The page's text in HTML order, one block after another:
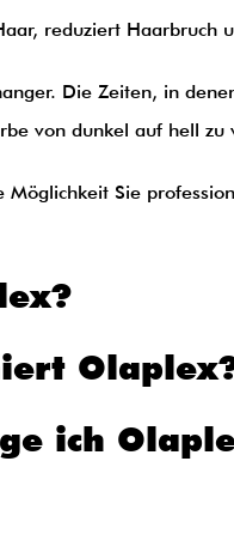
reduziert Haarbruch
Die Zeiten, in
von dunkel auf hell
Sie
ich